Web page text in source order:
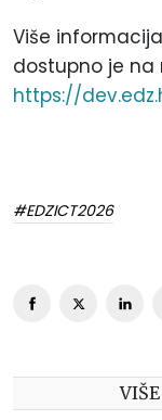
Više
dostupno je na
https://
#EDZICT2026